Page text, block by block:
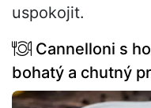
uspokojit.
Cannelloni s
bohatý a chutný